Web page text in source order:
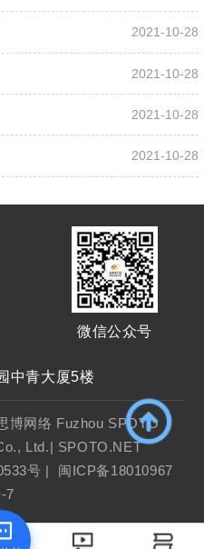
2021-10-28
2021-10-28
2021-10-28
2021-10-28
微信公众号
中青大厦5楼
博网络 Fuzhou SPOTO
Ltd.| SPOTO.NET
号 | 闽ICP备18010967
7